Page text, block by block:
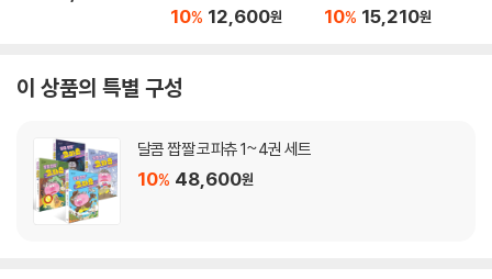
10% 12,600원 10% 15,210원
이 상품의 특별 구성
달콤 짭짤 코파츄 1~4권 세트
10% 48,600원